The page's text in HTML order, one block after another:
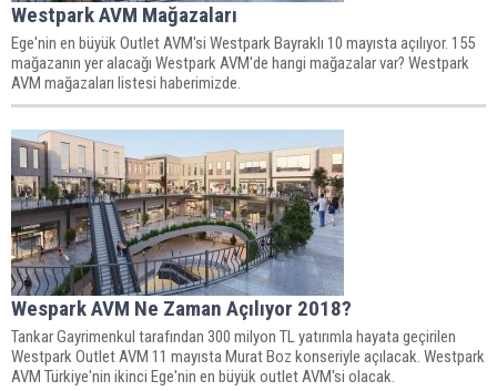
Westpark AVM Mağazaları
Ege'nin en büyük Outlet AVM'si Westpark Bayraklı 10 mayısta açılıyor. 155
mağazanın yer alacağı Westpark AVM'de hangi mağazalar var? Westpark
AVM mağazaları listesi haberimizde.
Wespark AVM Ne Zaman Açılıyor 2018?
Tankar Gayrimenkul tarafından 300 milyon TL yatırımla hayata geçirilen
Westpark Outlet AVM 11 mayısta Murat Boz konseriyle açılacak. Westpark
AVM Türkiye'nin ikinci Ege'nin en büyük outlet AVM'si olacak.